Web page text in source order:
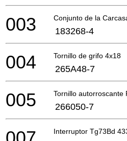
Conjunto de la
003 183268-4
Tornillo de grifo 4x18
004 265A48-7
Tornillo autorroscante
005 266050-7
Interruptor Tg73Bd